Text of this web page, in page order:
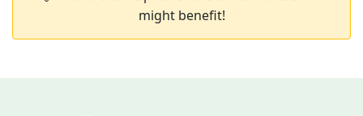
might benefit!